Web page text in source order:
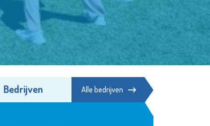
Bedrijven Alle bedrijven